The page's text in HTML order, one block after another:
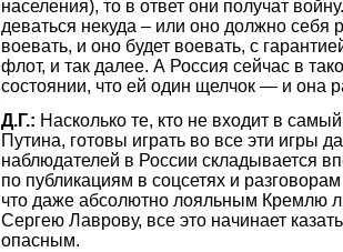
населения), то в ответ они получат
деваться некуда – или оно должно себя
воевать, и оно будет воевать, с
флот, и так далее. А Россия сейчас в
состоянии, что ей один щелчок — и она
Д.Г.: Насколько те, кто не входит в
Путина, готовы играть во все эти игры
наблюдателей в России складывается
по публикациям в соцсетях и
что даже абсолютно лояльным Кремлю
Сергею Лаврову, все это начинает
опасным.